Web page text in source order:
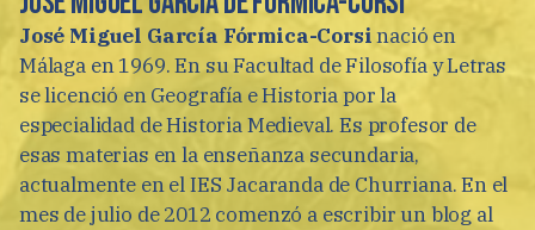
José Miguel García Fórmica-Corsinació en
Málaga en 1969. En su Facultad de Filosofía y Letras
se licenció en Geografía e Historia por la
especialidad de Historia Medieval. Es profesor de
esas materias en la enseñanza secundaria,
actualmente en el IES Jacaranda de Churriana. En el
mes de julio de 2012 comenzó a escribir un blog al